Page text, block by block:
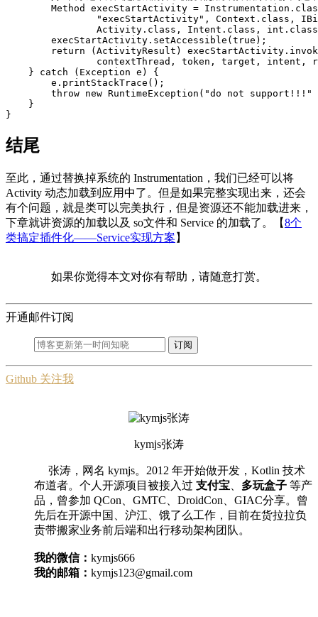
Method
execStartActivity = Instrumentation .
"execStartActivity" , Context . class ,
Activity . class , Intent . class , int . class
execStartActivity . setAccessible ( true );
return
( ActivityResult ) execStartActivity .
contextThread , token , target , intent ,
}
catch ( Exception e )
{
e . printStackTrace ();
throw new RuntimeException ( "do not support!!!"
}
}
结尾
至此，通过替换掉系统的 Instrumentation，我们已经可以将
Activity 动态加载到应用中了。但是如果完整实现出来，还会
有个问题，就是类可以完美执行，但是资源还不能加载进来，
下章就讲资源的加载以及 so文件和 Service 的加载了。【8个
类搞定插件化——Service实现方案 】
如果你觉得本文对你有帮助，请随意打赏。
开通邮件订阅
订阅
Github 关注我
kymjs张涛
张涛，网名 kymjs。2012 年开始做开发，Kotlin 技术
布道者。个人开源项目被接入过 支付宝 多玩盒子 等产
品，曾参加 QCon、GMTC、DroidCon、GIAC分享。曾
先后在开源中国、沪江、饿了么工作，目前在货拉拉负
责带搬家业务前后端和出行移动架构团队。
我的微信： kymjs666
我的邮箱： kymjs123@gmail.com